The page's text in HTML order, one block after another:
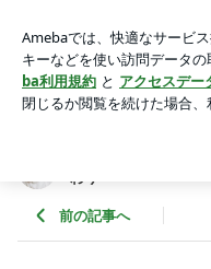
もみ処ひまわり
アプリをダウンロードして
ょう。
わり
前の記事へ